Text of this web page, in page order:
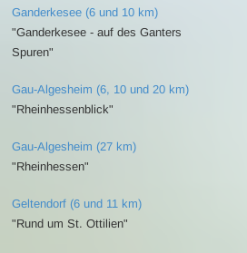
Ganderkesee (6 und 10 km)
"Ganderkesee - auf des Ganters
Spuren"
Gau-Algesheim (6, 10 und 20 km)
"Rheinhessenblick"
Gau-Algesheim (27 km)
"Rheinhessen"
Geltendorf (6 und 11 km)
"Rund um St. Ottilien"